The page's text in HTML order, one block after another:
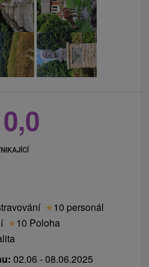
★10 personál
★10 Poloha
02.06 - 08.06.2025